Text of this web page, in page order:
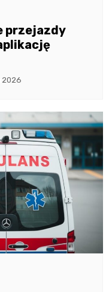
przejazdy
2026